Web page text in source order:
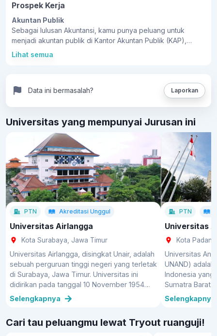
Prospek Kerja
Akuntan Publik
Sebagai lulusan Akuntansi, kamu punya peluang untuk
menjadi akuntan publik di Kantor Akuntan Publik (KAP),
termasuk di "Big Four", loh.
akuntan pajak, baik untuk perusahaan swasta, maupun
sebagai konsultan pribadi. Seperti namanya, profesi ini
Auditor
Seorang auditor bertanggung jawab untuk meninjau,
memverifikasi, dan memastikan perusahaan tidak melanggar
undang-undang perpajakan.
Analis Investasi
Pekerjaan analis investasi banyak ditemukan di bank,
perusahaan pialang saham, dan perusahaan manajemen
investasi. Profesi ini mengharuskan kamu untuk melakukan
riset mengenai performa perusahaan dan keadaan pasar.
Lihat semua
Data ini bermasalah? Laporkan
Universitas yang mempunyai Jurusan ini
PTN Akreditasi Unggul
Universitas Airlangga
Kota Surabaya, Jawa Timur
Universitas Airlangga, disingkat Unair, adalah
sebuah perguruan tinggi negeri yang terletak
di Surabaya, Jawa Timur. Universitas ini
didirikan pada tanggal 10 November 1954
bertepatan dengan hari pahlawan yang ke-9.
Berdasarkan peringkat dari QS World
Airlangga menduduki peringkat keempat
Selengkapnya
PTN
Universitas
Kota
Universitas
UNAND)
Indonesia yang
Sumatra Barat,
merupakan
Jawa yang
Presiden
Selengkapnya
Cari tau peluangmu lewat Tryout ruanguji!